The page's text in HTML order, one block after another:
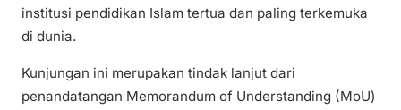
institusi pendidikan Islam tertua dan paling terkemuka
di dunia.
Kunjungan ini merupakan tindak lanjut dari
penandatangan Memorandum of Understanding (MoU)